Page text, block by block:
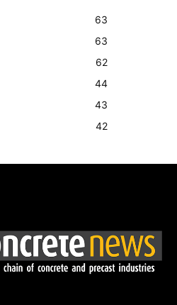
63
63
62
44
43
42